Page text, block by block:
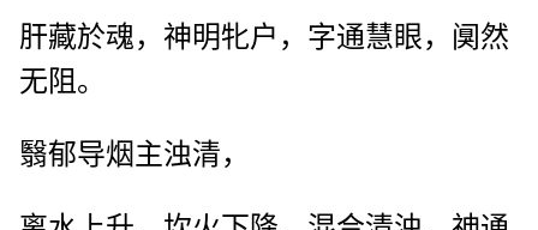
肝藏於魂，神明牝户，字通慧眼，阒然
无阻。
翳郁导烟主浊清，